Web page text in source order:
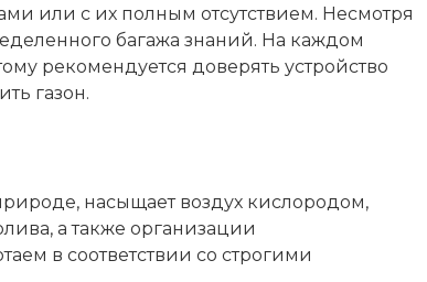
или с их полным отсутствием. Несмотря
багажа знаний. На каждом
рекомендуется доверять устройство
газон.
насыщает воздух кислородом,
а также организации
в соответствии со строгими